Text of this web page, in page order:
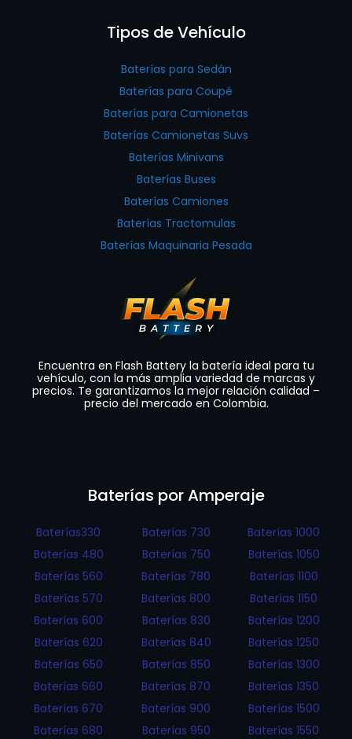
Tipos de Vehículo
Baterías para Sedán
Baterías para Coupé
Baterías para Camionetas
Baterías Camionetas Suvs
Baterías Minivans
Baterías Buses
Baterías Camiones
Baterías Tractomulas
Baterías Maquinaria Pesada
Encuentra en Flash Battery la batería ideal para tu
vehículo, con la más amplia variedad de marcas y
precios. Te garantizamos la mejor relación calidad –
precio del mercado en Colombia.
Baterías por Amperaje
Baterías330
Baterías 480
Baterías 560
Baterías 570
Baterías 600
Baterías 620
Baterías 650
Baterías 660
Baterías 670
Baterías 680
Baterías 730
Baterías 750
Baterías 780
Baterías 800
Baterías 830
Baterías 840
Baterías 850
Baterías 870
Baterías 900
Baterías 950
Baterías 1000
Baterías 1050
Baterías 1100
Baterías 1150
Baterías 1200
Baterías 1250
Baterías 1300
Baterías 1350
Baterías 1500
Baterías 1550